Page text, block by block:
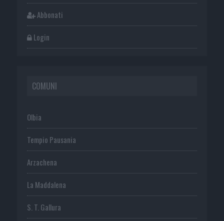
Abbonati
Login
COMUNI
Olbia
Tempio Pausania
Arzachena
La Maddalena
S. T. Gallura